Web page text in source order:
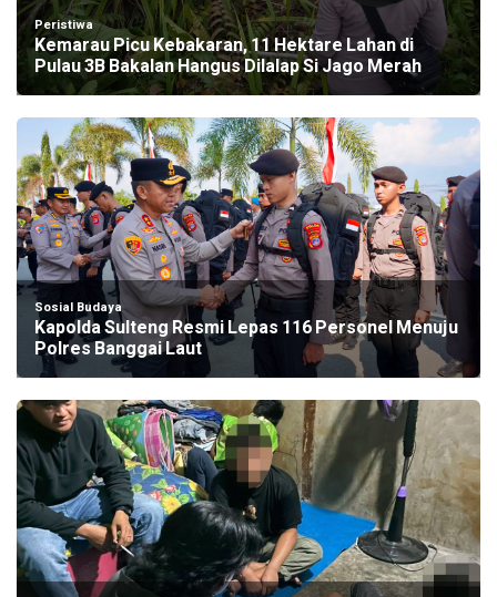
Peristiwa
Kemarau Picu Kebakaran, 11 Hektare Lahan di
Pulau 3B Bakalan Hangus Dilalap Si Jago Merah
Sosial Budaya
Kapolda Sulteng Resmi Lepas 116 Personel Menuju
Polres Banggai Laut